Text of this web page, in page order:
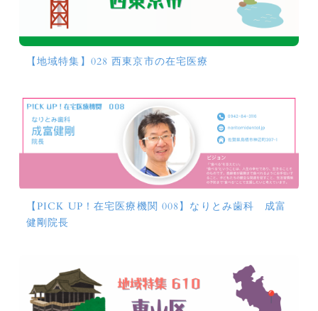
【地域特集】028 西東京市の在宅医療
【PICK UP！在宅医療機関 008】なりとみ歯科 成富
健剛院長